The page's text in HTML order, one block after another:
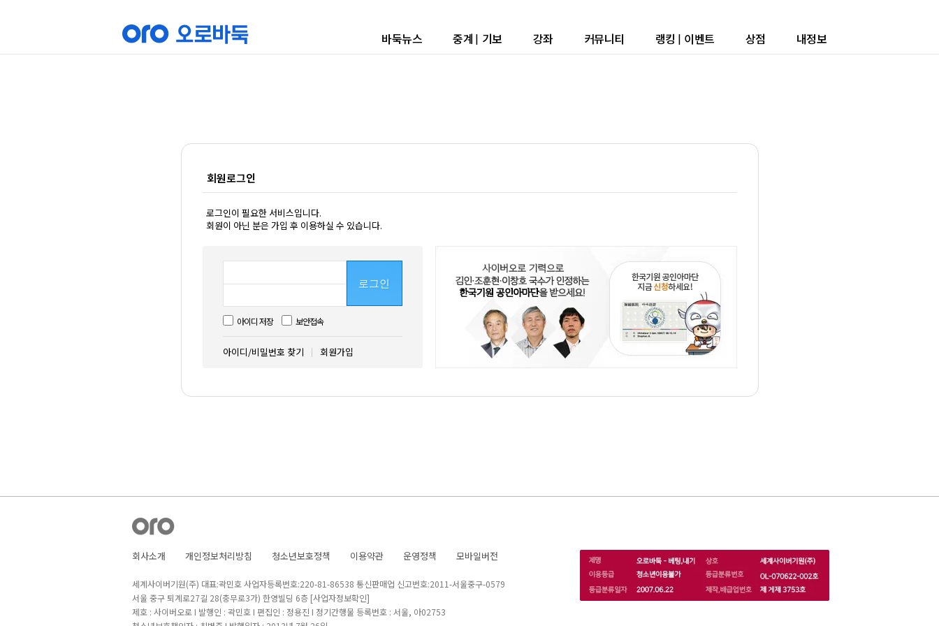
바둑뉴스 중계 | 기보 강좌 커뮤니티 랭킹 | 이벤트 상점 내정보
회원로그인
로그인이 필요한 서비스입니다.
회원이 아닌 분은 가입 후 이용하실 수 있습니다.
로그인
아이디 저장 보안접속
아이디/비밀번호 찾기 회원가입
회사소개 개인정보처리방침 청소년보호정책 이용약관 운영정책 모바일버전
세계사이버기원(주) 대표:곽민호 사업자등록번호:220-81-86538 통신판매업 신고번호:2011-서울중구-0579
서울 중구 퇴계로27길 28(충무로3가) 한영빌딩 6층 [사업자정보확인]
제호 : 사이버오로 I 발행인 : 곽민호 I 편집인 : 정용진 I 정기간행물 등록번호 : 서울, 아02753